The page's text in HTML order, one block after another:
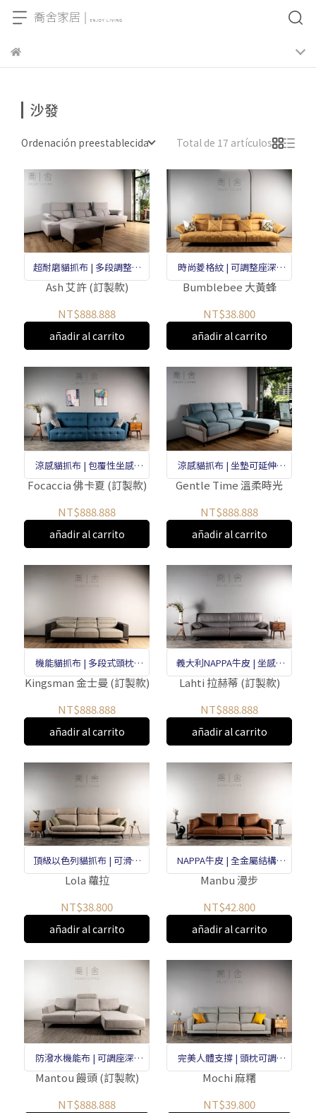
沙發
Ordenación preestablecida Total de 17 artículos
超耐磨貓抓布 | 多段調整座
深 | 扶手可調
Ash 艾許 (訂製款)
NT$888.888
añadir al carrito
時尚菱格紋 | 可調整座深 |
可變單人床
Bumblebee 大黃蜂
NT$38.800
añadir al carrito
涼感貓抓布 | 包覆性坐感 |
強烈風格
Focaccia 佛卡夏 (訂製款)
NT$888.888
añadir al carrito
涼感貓抓布 | 坐墊可延伸 |
扎實坐感
Gentle Time 溫柔時光
NT$888.888
añadir al carrito
機能貓抓布 | 多段式頭枕 |
硬挺支撐
Kingsman 金士曼 (訂製款)
NT$888.888
añadir al carrito
義大利NAPPA牛皮 | 坐感Q
彈支撐 | 特殊縐褶感
Lahti 拉赫蒂 (訂製款)
NT$888.888
añadir al carrito
頂級以色列貓抓布 | 可滑動
座墊 | 高密度泡棉和羽絨
Lola 蘿拉
NT$38.800
añadir al carrito
NAPPA牛皮 | 全金屬結構 |
獨立筒坐墊
Manbu 漫步
NT$42.800
añadir al carrito
防潑水機能布 | 可調座深 |
簡約設計
Mantou 饅頭 (訂製款)
NT$888.888
完美人體支撐 | 頭枕可調 |
坐墊可調
Mochi 麻糬
NT$39.800